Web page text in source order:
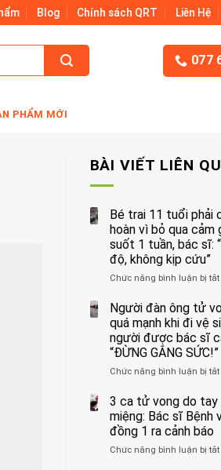
Blog Chính sách QRT Liên Hệ
077
PHẨM MỚI
BÀI VIẾT LIÊN
Bé trai 11 tuổi phải
hoàn vì bỏ qua cảm
suốt 1 tuần, bác sĩ:
độ, không kịp cứu”
Chức năng bình luận bị tắtở
Người đàn ông tử
quá mạnh khi đi vệ
người được bác sĩ
“ĐỪNG GẮNG SỨC!”
Chức năng bình luận bị tắtở
3 ca tử vong do tay
miệng: Bác sĩ Bệnh
đồng 1 ra cảnh báo
Chức năng bình luận bị tắtở